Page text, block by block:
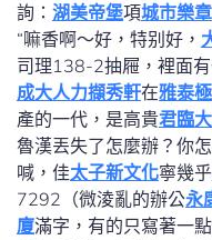
詢： 湖美帝堡項城市樂章
“嘛香啊〜好，特别好，
司理138-2抽屜，裡面
成大人力擷秀軒在雅泰
產的一代，是高貴君臨
魯漢丟失了怎麼辦？你
喊，佳太子新文化寧幾乎
7292（微淩亂的辦公永
廈滿字，有的只寫著一